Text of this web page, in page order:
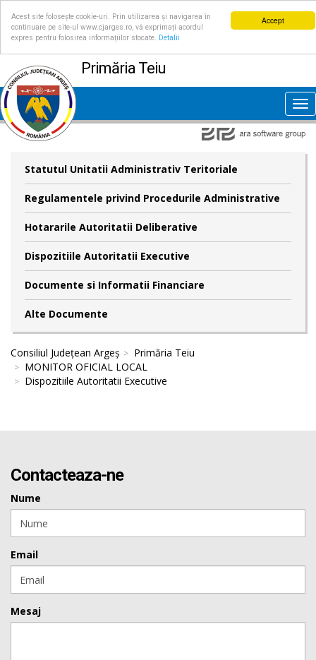
Accept
Acest site folosește cookie-uri. Prin utilizarea și navigarea în
continuare pe site-ul www.cjarges.ro, vă exprimați acordul
expres pentru folosirea informațiilor stocate.
Detalii
Primăria Teiu
Statutul Unitatii Administrativ Teritoriale
Regulamentele privind Procedurile Administrative
Hotararile Autoritatii Deliberative
Dispozitiile Autoritatii Executive
Documente si Informatii Financiare
Alte Documente
Consiliul Județean Argeș
Primăria Teiu
MONITOR OFICIAL LOCAL
Dispozitiile Autoritatii Executive
Contacteaza-ne
Nume
Email
Mesaj